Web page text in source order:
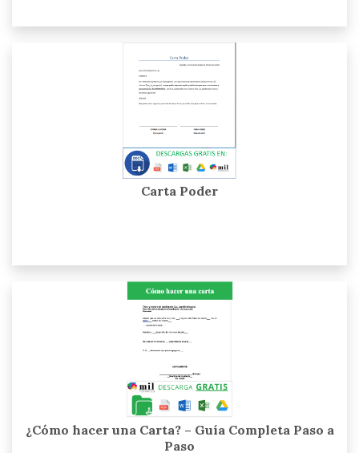
Carta Poder
¿Cómo hacer una Carta? – Guía Completa Paso a
Paso